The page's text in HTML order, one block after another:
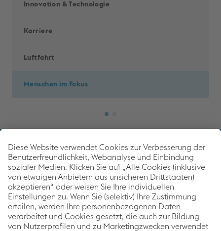
Innovation & Techno­logie
Karriere
Luftfahrt
Menschen im Fokus
voestalpine Corporate Blog
Als weltweit führender Stahl- und Technologiekonzern
setzt die voestalpine mit dem Corporate Blog auf
Themen rund um die Schwerpunkte Innovation &
Technologie, Nachhaltigkeit und Karriere. Im